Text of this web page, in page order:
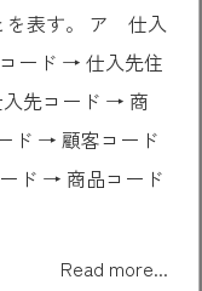
を表す。 ア 仕入
ード → 仕入先住
先コード → 商
ド → 顧客コード
ド → 商品コード
Read more...